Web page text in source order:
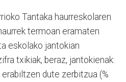
Tantaka haurreskolaren
termoan eramaten
eskolako jantokian
txikiak, beraz, jantokienak:
dute zerbitzua (%